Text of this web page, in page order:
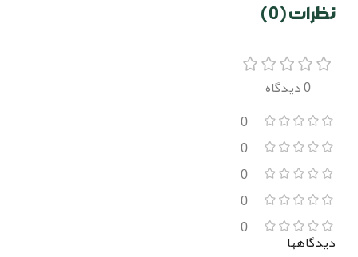
نظرات (0)
0 دیدگاه
0
0
0
0
0
دیدگاهها